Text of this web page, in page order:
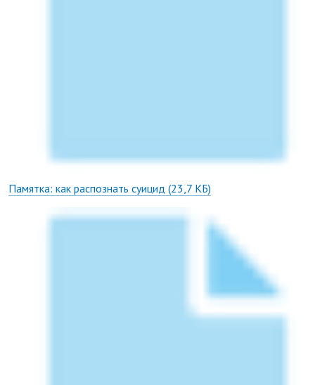
Памятка: как распознать суицид (23,7 КБ)